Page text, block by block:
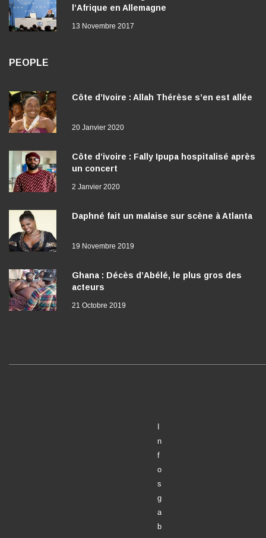
l’Afrique en Allemagne
13 Novembre 2017
PEOPLE
Côte d’Ivoire : Allah Thérèse s’en est allée
20 Janvier 2020
Côte d’ivoire : Fally Ipupa hospitalisé après
un concert
2 Janvier 2020
Daphné fait un malaise sur scène à Atlanta
19 Novembre 2019
Ghana : Décès d’Abélé, le plus gros des
acteurs
21 Octobre 2019
n
f
o
s
g
a
b